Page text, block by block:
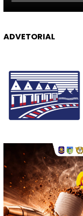
ADVETORIAL